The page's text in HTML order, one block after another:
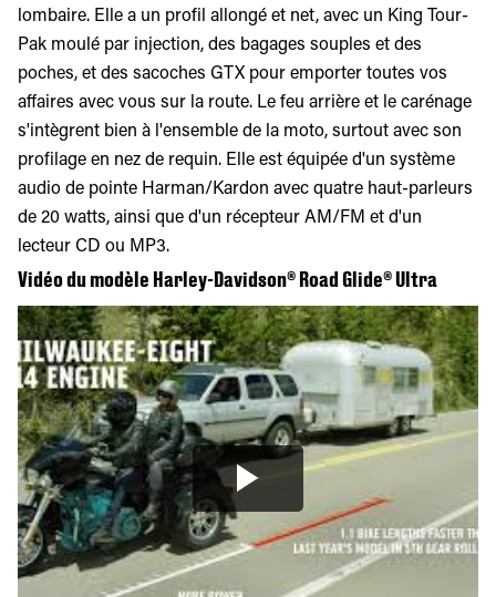
lombaire. Elle a un profil allongé et net, avec un King Tour-
Pak moulé par injection, des bagages souples et des
poches, et des sacoches GTX pour emporter toutes vos
affaires avec vous sur la route. Le feu arrière et le carénage
s'intègrent bien à l'ensemble de la moto, surtout avec son
profilage en nez de requin. Elle est équipée d'un système
audio de pointe Harman/Kardon avec quatre haut-parleurs
de 20 watts, ainsi que d'un récepteur AM/FM et d'un
lecteur CD ou MP3.
Vidéo du modèle Harley-Davidson® Road Glide® Ultra